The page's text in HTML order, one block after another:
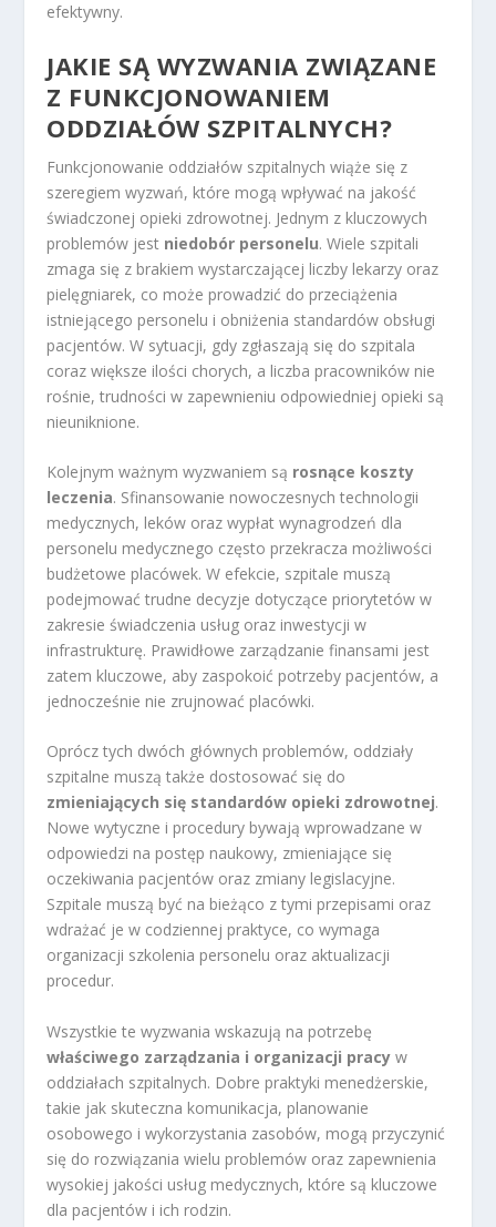
efektywny.
JAKIE SĄ WYZWANIA ZWIĄZANE
Z FUNKCJONOWANIEM
ODDZIAŁÓW SZPITALNYCH?
Funkcjonowanie oddziałów szpitalnych wiąże się z
szeregiem wyzwań, które mogą wpływać na jakość
świadczonej opieki zdrowotnej. Jednym z kluczowych
problemów jest niedobór personelu. Wiele szpitali
zmaga się z brakiem wystarczającej liczby lekarzy oraz
pielęgniarek, co może prowadzić do przeciążenia
istniejącego personelu i obniżenia standardów obsługi
pacjentów. W sytuacji, gdy zgłaszają się do szpitala
coraz większe ilości chorych, a liczba pracowników nie
rośnie, trudności w zapewnieniu odpowiedniej opieki są
nieuniknione.
Kolejnym ważnym wyzwaniem są rosnące koszty
leczenia. Sfinansowanie nowoczesnych technologii
medycznych, leków oraz wypłat wynagrodzeń dla
personelu medycznego często przekracza możliwości
budżetowe placówek. W efekcie, szpitale muszą
podejmować trudne decyzje dotyczące priorytetów w
zakresie świadczenia usług oraz inwestycji w
infrastrukturę. Prawidłowe zarządzanie finansami jest
zatem kluczowe, aby zaspokoić potrzeby pacjentów, a
jednocześnie nie zrujnować placówki.
Oprócz tych dwóch głównych problemów, oddziały
szpitalne muszą także dostosować się do
zmieniających się standardów opieki zdrowotnej.
Nowe wytyczne i procedury bywają wprowadzane w
odpowiedzi na postęp naukowy, zmieniające się
oczekiwania pacjentów oraz zmiany legislacyjne.
Szpitale muszą być na bieżąco z tymi przepisami oraz
wdrażać je w codziennej praktyce, co wymaga
organizacji szkolenia personelu oraz aktualizacji
procedur.
Wszystkie te wyzwania wskazują na potrzebę
właściwego zarządzania i organizacji pracy w
oddziałach szpitalnych. Dobre praktyki menedżerskie,
takie jak skuteczna komunikacja, planowanie
osobowego i wykorzystania zasobów, mogą przyczynić
się do rozwiązania wielu problemów oraz zapewnienia
wysokiej jakości usług medycznych, które są kluczowe
dla pacjentów i ich rodzin.